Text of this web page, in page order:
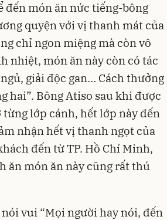
đến món ăn nức tiếng-bông
quyện với vị thanh mát của
chỉ ngon miệng mà còn vô
nhiệt, món ăn này còn có tác
giải độc gan… Cách thưởng
hai”. Bông Atiso sau khi được
lớp cánh, hết lớp này đến
nhận hết vị thanh ngọt của
đến từ TP. Hồ Chí Minh,
ăn món ăn này cũng rất thú
vui “Mọi người hay nói, đến